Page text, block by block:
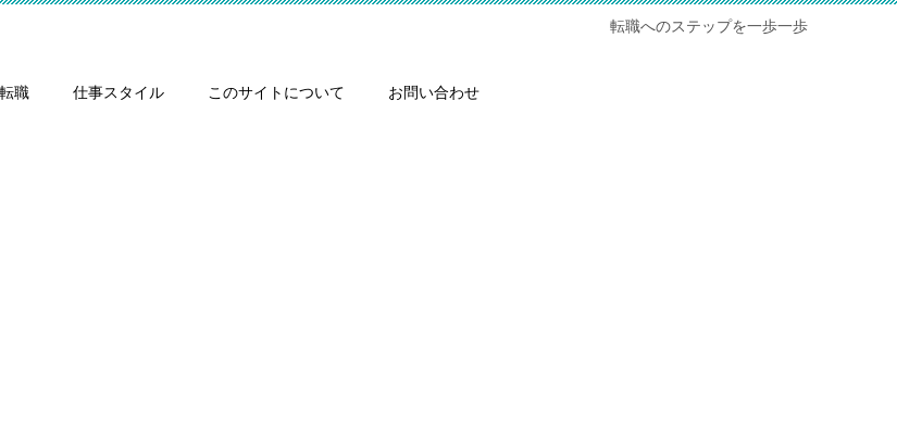
転職へのステップを一歩一歩
職 仕事スタイル このサイトについて お問い合わせ